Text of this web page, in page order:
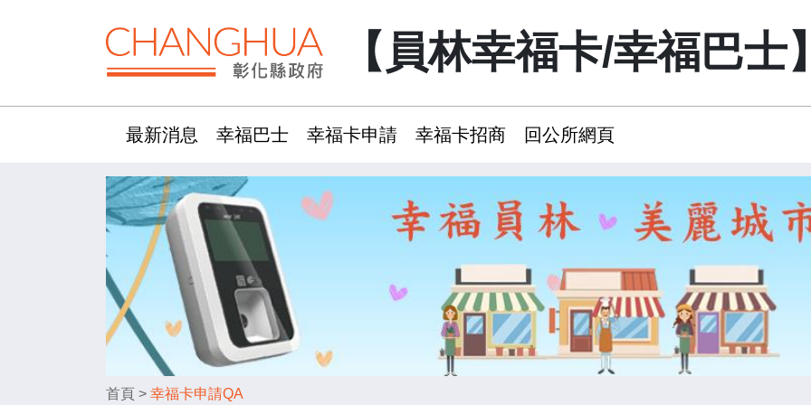
【員林幸福卡/幸福巴士
最新消息 幸福巴士 幸福卡申請 幸福卡招商 回公所網頁
首頁 > 幸福卡申請QA